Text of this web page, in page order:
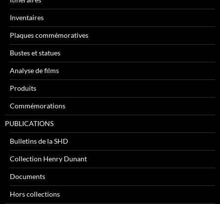
Inventaires
Plaques commémoratives
Bustes et statues
Analyse de films
Produits
Commémorations
PUBLICATIONS
Bulletins de la SHD
Collection Henry Dunant
Documents
Hors collections